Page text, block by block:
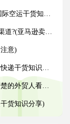
货知识分享）
逊卖家必看篇)
意)
货知识分享)
外贸人看过来)
货知识分享)